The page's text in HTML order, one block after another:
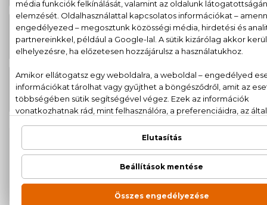
BIO
Marokkói Argánolaj Testápoló 200
3.380 Ft
BIO
Marokkói Argánolaj Tusfürdő 250
ml
2.700 Ft
garanciával
Kérdésed van, elakadtál? Hívd ügyfélszolgálatunkat:
20 779 1924